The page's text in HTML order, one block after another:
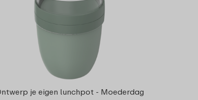
je eigen lunchpot - Moederdag